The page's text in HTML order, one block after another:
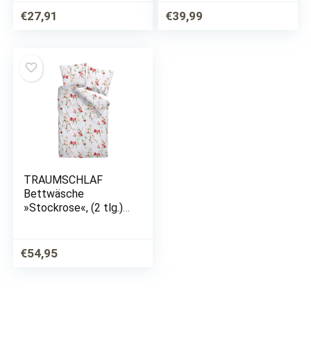
€27,91 €39,99
TRAUMSCHLAF
Bettwäsche
»Stockrose«, (2 tlg.),
€54,95